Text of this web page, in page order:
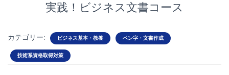
実践！ビジネス文書コース
カテゴリー: ビジネス基本・教養 ペン字・文書作成
技術系資格取得対策